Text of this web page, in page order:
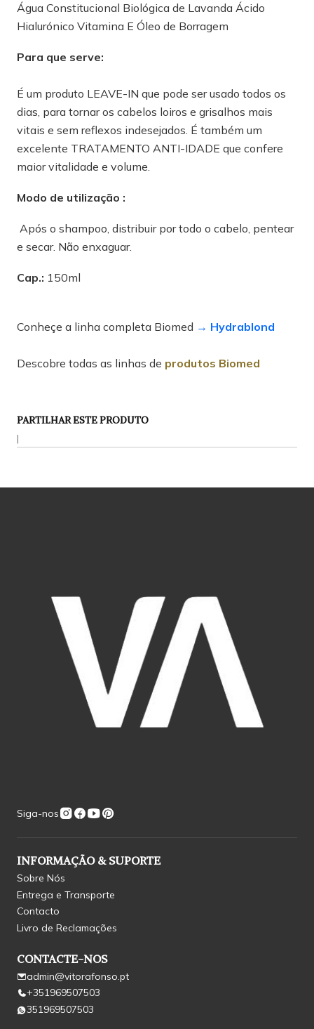
Água Constitucional Biológica de Lavanda Ácido
Hialurónico Vitamina E Óleo de Borragem
Para que serve:
É um produto LEAVE-IN que pode ser usado todos os
dias, para tornar os cabelos loiros e grisalhos mais
vitais e sem reflexos indesejados. É também um
excelente TRATAMENTO ANTI-IDADE que confere
maior vitalidade e volume.
Modo de utilização :
Após o shampoo, distribuir por todo o cabelo, pentear
e secar. Não enxaguar.
Cap.: 150ml
Conheçe a linha completa Biomed → Hydrablond
Descobre todas as linhas de produtos Biomed
PARTILHAR ESTE PRODUTO
|
Siga-nos
INFORMAÇÃO & SUPORTE
Sobre Nós
Entrega e Transporte
Contacto
Livro de Reclamações
CONTACTE-NOS
admin@vitorafonso.pt
+351969507503
351969507503